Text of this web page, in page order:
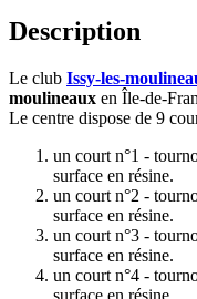
Description
Le club Issy-les-
moulineaux en Île-de-
Le centre dispose de 9
un court n°1 -
surface en résine.
un court n°2 -
surface en résine.
un court n°3 -
surface en résine.
un court n°4 -
surface en résine.